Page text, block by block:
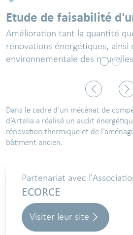
Etude de faisabilité
Amélioration tant la quantité
rénovations énergétiques, ainsi
environnementale des
Précédent
Dans le cadre d’un mécénat de
d’Artelia a réalisé un audit
rénovation thermique et de
bâtiment ancien.
Partenariat avec
ECORCE
Visiter leur site